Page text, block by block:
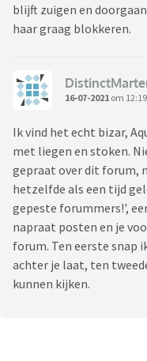
blijft zuigen en
haar graag blokkeren.
16-07-2021 om 12:19
Ik vind het echt bizar,
met liegen en stoken.
gepraat over dit forum,
hetzelfde als een tijd
gepeste forummers!',
napraat posten en je
forum. Ten eerste snap
achter je laat, ten
kunnen kijken.